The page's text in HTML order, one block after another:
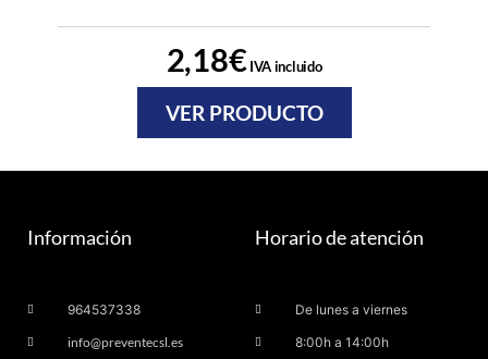
2,18€IVA incluido
VER PRODUCTO
Información
964537338
info@preventecsl.es
Horario de atención
De lunes a viernes
8:00h a 14:00h